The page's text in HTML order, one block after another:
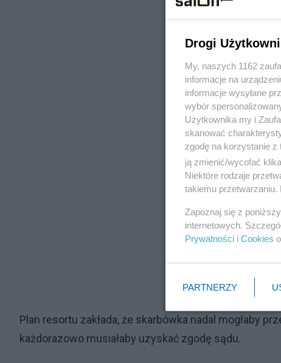
Plan resortu zakłada, że skarbówka nadal mogłaby
każdorazowo musiałaby uzyskać zgodę sądu.
Drogi
My, naszych 1162
informacje na
informacje wysyłane
wybór
Użytkownika my i
skanować
zgodę na korzystanie z
ją zmienić/wycofać
Niektóre rodzaje
takiemu przetwarzaniu.
Zapoznaj się z
internetowych.
Prywatności i Cookies
PARTNERZY